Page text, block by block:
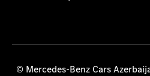
© Mercedes-Benz Cars